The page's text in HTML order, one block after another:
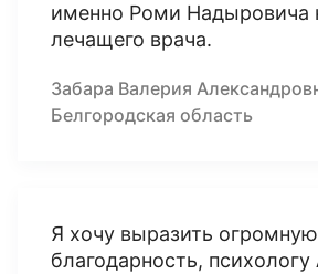
именно Роми Надыровича
лечащего врача.
Забара Валерия
Белгородская область
Я хочу выразить огромную
благодарность, психологу